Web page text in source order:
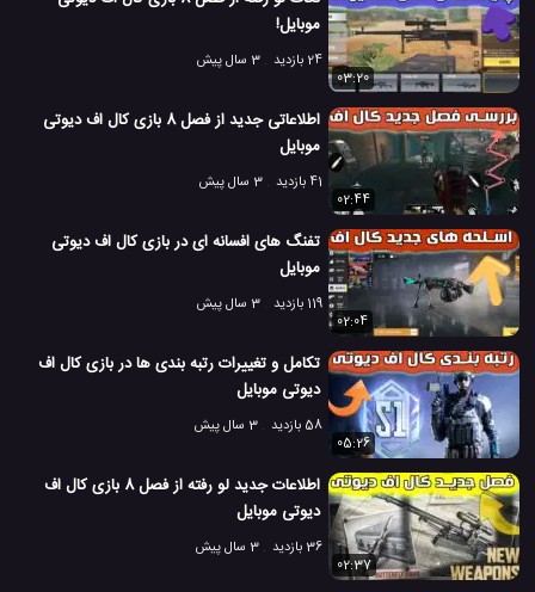
برای آیفون
#
Call of Duty Mobile
#
PUBG
#
PUBG Mobile
# بازی Call Of Duty # بازی پابجی بازی پابجی موبایل
# بازی کال اف دیوتی موبایل # پابجی
دانلود بازی کال اف دیوتی موبایل
# کال اف دیوتی موبایل # مقایسه Call of Duty و Pubg
# مقایسه بازی کال اف دیوتی موبایل و پابجی موبایل
# مقایسه گرافیک بازی PUBG
22.8 هزار بازدید
7 سال پیش بازی
موبایل!
24 بازدید
3 سال پیش
03:20
اطلاعاتی جدید از فصل 8 بازی کال اف دیوتی
موبایل
41 بازدید
3 سال پیش
02:44
تفنگ های افسانه ای در بازی کال اف دیوتی
موبایل
119 بازدید
3 سال پیش
02:04
تکامل و تغییرات رتبه بندی ها در بازی کال اف
دیوتی موبایل
58 بازدید
3 سال پیش
05:26
اطلاعات جدید لو رفته از فصل 8 بازی کال اف
دیوتی موبایل
36 بازدید
3 سال پیش
02:37